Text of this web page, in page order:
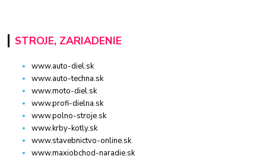
STROJE, ZARIADENIE
www.auto-diel.sk
www.auto-techna.sk
www.moto-diel.sk
www.profi-dielna.sk
www.polno-stroje.sk
www.krby-kotly.sk
www.stavebnictvo-online.sk
www.maxiobchod-naradie.sk